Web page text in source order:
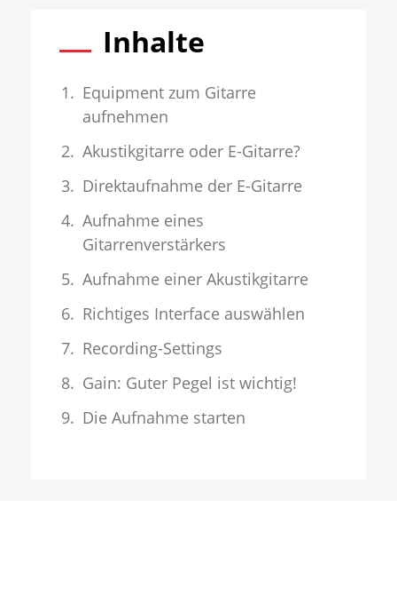
Inhalte
Equipment zum Gitarre
aufnehmen
Akustikgitarre oder E-Gitarre?
Direktaufnahme der E-Gitarre
Aufnahme eines
Gitarrenverstärkers
Aufnahme einer Akustikgitarre
Richtiges Interface auswählen
Recording-Settings
Gain: Guter Pegel ist wichtig!
Die Aufnahme starten